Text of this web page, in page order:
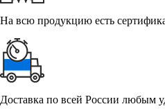
На всю продукцию есть
Доставка по всей России любым